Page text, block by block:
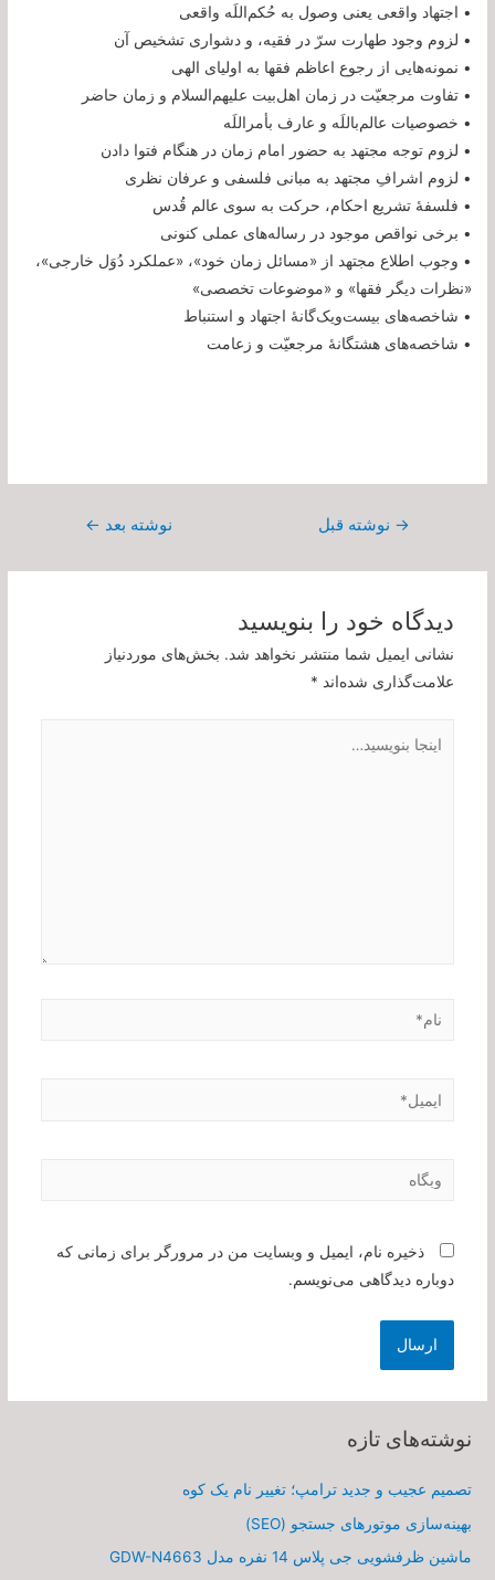
• اجتهاد واقعی یعنی وصول به حُکم‌اللَه واقعی
• لزوم وجود طهارت سرّ در فقیه،‌ و دشواری تشخیص آن
• نمونه‌هایی از رجوع اعاظم فقها به اولیای الهی
• تفاوت مرجعیّت در زمان اهل‌بیت علیهم‌السلام و زمان حاضر
• خصوصیات عالم‌باللَه و عارف بأمر‌اللَه
• لزوم توجه مجتهد به حضور امام زمان در هنگام فتوا دادن
• لزوم اشرافِ مجتهد به مبانی فلسفی و عرفان نظری
• فلسفۀ تشریع احکام، حرکت به سوی عالم قُدس
• برخی نواقص موجود در رساله‌های عملی کنونی
• وجوب اطلاع مجتهد از «مسائل زمان خود»، «عملکرد دُوَل خارجی»،
«نظرات دیگر فقها» و «موضوعات تخصصی»
• شاخصه‌های بیست‌ویک‌گانۀ اجتهاد و استنباط
• شاخصه‌های هشتگانۀ مرجعیّت و زعامت
راهبری
→ نوشته قبل نوشته بعد ←
دیدگاه‌ خود را بنویسید
نشانی ایمیل شما منتشر نخواهد شد. بخش‌های موردنیاز
علامت‌گذاری شده‌اند *
بنویسید…
نام*
ایمیل*
وبگاه
ذخیره نام، ایمیل و وبسایت من در مرورگر برای زمانی که
دوباره دیدگاهی می‌نویسم.
نوشته‌های تازه
تصمیم عجیب و جدید ترامپ؛ تغییر نام یک کوه
بهینه‌سازی موتورهای جستجو (SEO)
ماشین ظرفشویی جی پلاس 14 نفره مدل GDW-N4663